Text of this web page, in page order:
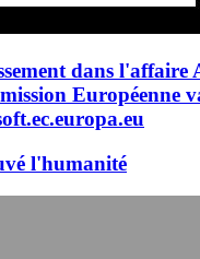
dans l'affaire
Européenne
ec.europa.eu
l'humanité